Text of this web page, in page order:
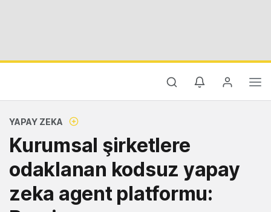
YAPAY ZEKA
Kurumsal şirketlere
odaklanan kodsuz yapay
zeka agent platformu: